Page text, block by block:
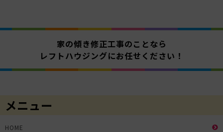
家の傾き修正工事のことなら
レフトハウジングにお任せください！
メニュー
HOME